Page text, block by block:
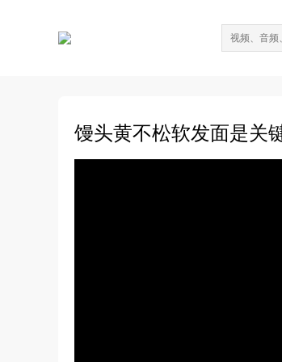
馒头黄不松软发面是关